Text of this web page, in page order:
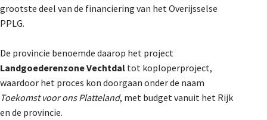
grootste deel van de financiering van het Overijsselse
PPLG.
De provincie benoemde daarop het project
Landgoederenzone Vechtdal tot koploperproject,
waardoor het proces kon doorgaan onder de naam
Toekomst voor ons Platteland, met budget vanuit het Rijk
en de provincie.